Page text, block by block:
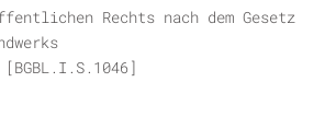
Rechts nach dem Gesetz
[BGBL.I.S.1046]